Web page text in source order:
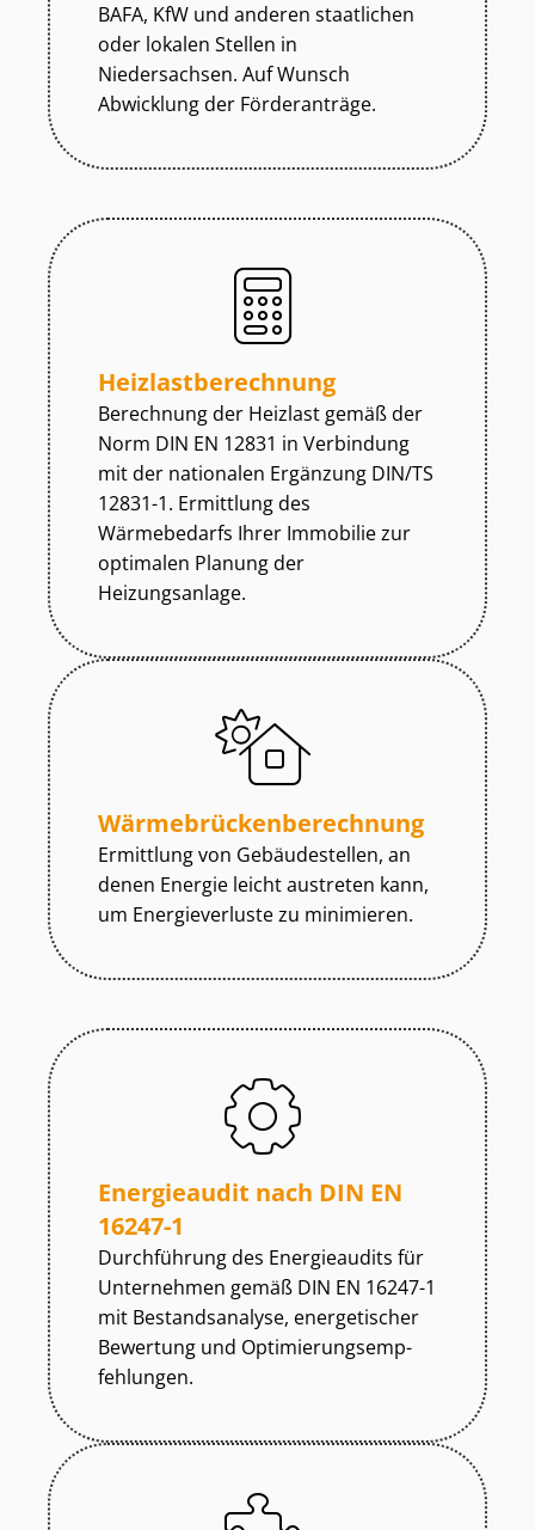
BAFA, KfW und anderen staatlichen
oder lokalen Stellen in
Niedersachsen. Auf Wunsch
Abwicklung der Förderanträge.
Heiz­last­be­rech­nung
Berechnung der Heizlast gemäß der
Norm DIN EN 12831 in Verbindung
mit der nationalen Ergänzung DIN/TS
12831-1. Ermittlung des
Wärmebedarfs Ihrer Immobilie zur
optimalen Planung der
Heizungsanlage.
Wär­me­brü­cken­be­rech­nung
Ermittlung von Gebäudestellen, an
denen Energie leicht austreten kann,
um Energieverluste zu minimieren.
Energieaudit nach DIN EN
16247-1
Durchführung des Energieaudits für
Unternehmen gemäß DIN EN 16247-1
mit Bestandsanalyse, energetischer
Bewertung und Op­ti­mie­rungs­emp­
feh­lun­gen.